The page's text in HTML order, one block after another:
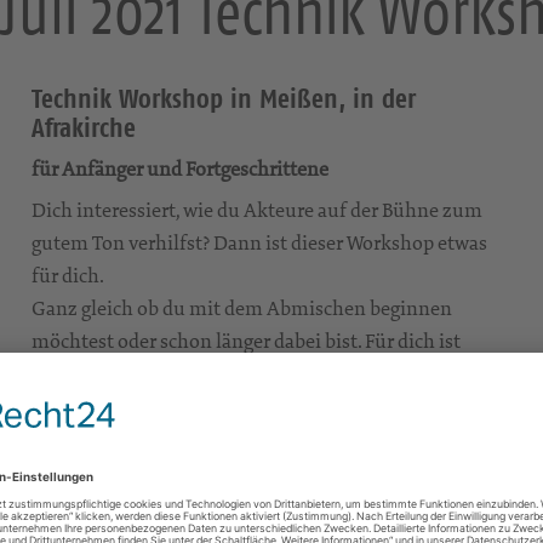
Technik Workshop in Meißen, in der
Afrakirche
für Anfänger und Fortgeschrittene
Dich interessiert, wie du Akteure auf der Bühne zum
gutem Ton verhilfst? Dann ist dieser Workshop etwas
für dich.
Ganz gleich ob du mit dem Abmischen beginnen
möchtest oder schon länger dabei bist. Für dich ist
Gemeinsam wollen wir vom Mischpult bis zu den
Die Geräte kennen lernen, erklärt bekommen,
einstellen und ausprobieren.